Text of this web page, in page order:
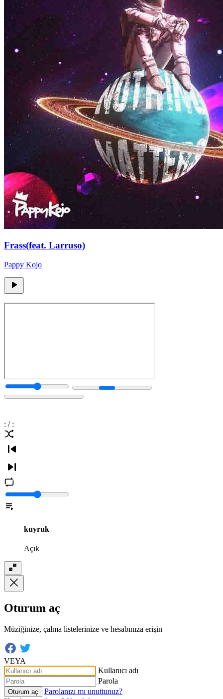
Frass(feat. Larruso)
Pappy Kojo
: / :
kuyruk
Açık
Oturum aç
Müziğinize, çalma listelerinize ve hesabınıza erişin
VEYA
Kullanıcı adı
Parola
Oturum aç
Parolanızı mı unuttunuz?